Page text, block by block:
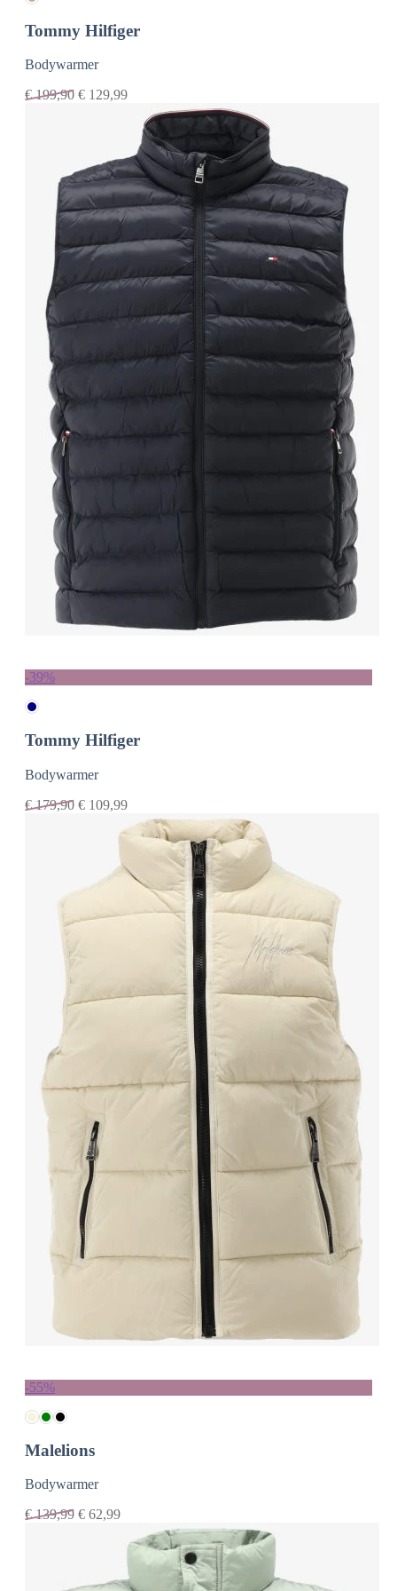
Tommy Hilfiger
Bodywarmer
€199,90 € 129,99
-39%
Tommy Hilfiger
Bodywarmer
€179,90 € 109,99
-55%
Malelions
Bodywarmer
€139,99 € 62,99